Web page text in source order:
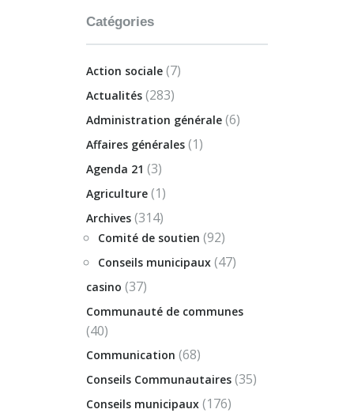
Catégories
Action sociale (7)
Actualités (283)
Administration générale (6)
Affaires générales (1)
Agenda 21 (3)
Agriculture (1)
Archives (314)
Comité de soutien (92)
Conseils municipaux (47)
casino (37)
Communauté de communes
(40)
Communication (68)
Conseils Communautaires (35)
Conseils municipaux (176)